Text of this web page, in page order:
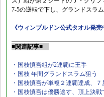
7-5の逆転で下し、グランドスラ
《ウィンブルドン公式タオル発売
■関連記事■
・国枝慎吾組が2連覇に王手
・国枝 年間グランドスラム狙う
・国枝慎吾が単複２連覇達成、
・国枝慎吾は優勝逃す、頂上決戦